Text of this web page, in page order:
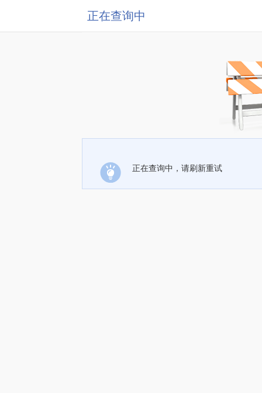
正在查询中
正在查询中，请刷新重试